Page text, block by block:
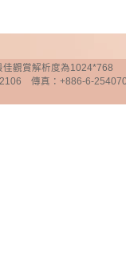
觀賞解析度為1024*768
傳真：+886-6-